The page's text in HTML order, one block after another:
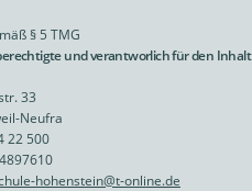
§ 5 TMG
und verantworlich für den Inhalt
33
Neufra
22 500
hohenstein@t-online.de